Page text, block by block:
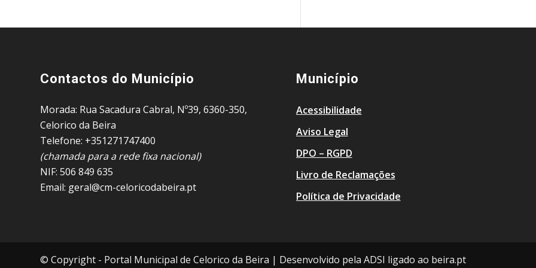
Contactos do Município
Morada: Rua Sacadura Cabral, Nº39, 6360-350,
Celorico da Beira
Telefone: +351271747400
(chamada para a rede fixa nacional)
NIF: 506 849 635
Email: geral@cm-celoricodabeira.pt
Município
Acessibilidade
Aviso Legal
DPO – RGPD
Livro de Reclamações
Política de Privacidade
© Copyright - Portal Municipal de Celorico da Beira | Desenvolvido pela ADSI ligado ao beira.pt